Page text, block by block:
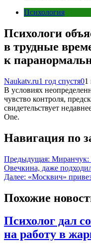
Психология
Психологи
в трудные
к
Naukatv.ru1 год спустя01
В условиях
чувство контроля,
свидетельствует
One.
Навигация по
Предыдущая: Миранчук:
Овечкина, даже
Далее: «Москвич»
Похожие
Психолог дал
на работу в